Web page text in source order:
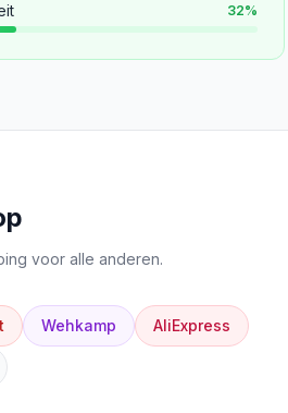
32%
voor alle anderen.
Wehkamp AliExpress